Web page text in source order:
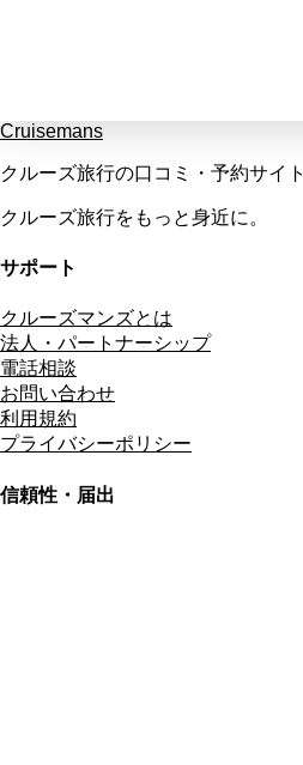
Cruisemans
クルーズ旅行の口コミ・予約サイト
クルーズ旅行をもっと身近に。
サポート
クルーズマンズとは
法人・パートナーシップ
電話相談
お問い合わせ
利用規約
プライバシーポリシー
信頼性・届出